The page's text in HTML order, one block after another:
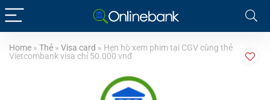
Home » Thẻ » Visa card » Hẹn hò xem phim tại CGV cùng thẻ
Vietcombank visa chỉ 50.000 vnđ